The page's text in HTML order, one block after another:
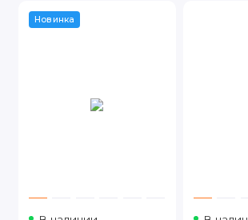
Новинка